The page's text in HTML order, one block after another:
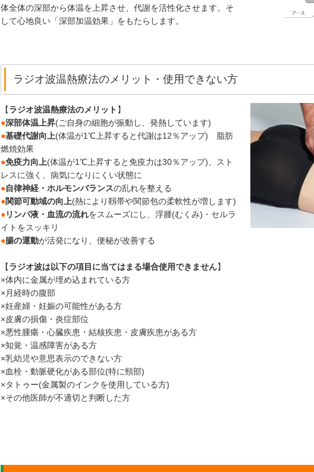
体全体の深部から体温を上昇させ、代謝を活性化させます。そ
して心地良い「深部加温効果」をもたらします。
ラジオ波温熱療法のメリット・使用できない方
【ラジオ波温熱療法のメリット 】
●深部体温上昇(ご自身の細胞が振動し、発熱しています)
●基礎代謝向上(体温が1℃上昇すると代謝は12％アップ) 脂肪
燃焼効果
●免疫力向上(体温が1℃上昇すると免疫力は30％アップ)、スト
レスに強く、病気になりにくい状態に
●自律神経・ホルモンバランスの乱れを整える
●関節可動域の向上(熱により靱帯や関節包の柔軟性が増します)
●リンパ液・血流の流れをスムーズにし、浮腫(むくみ)・セルラ
イトをスッキリ
●腸の運動が活発になり、便秘が改善する
【ラジオ波は以下の項目に当てはまる場合使用できません】
×体内に金属が埋め込まれている方
×月経時の腹部
×妊産婦・妊娠の可能性がある方
×皮膚の損傷・炎症部位
×悪性腫瘍・心臓疾患・結核疾患・皮膚疾患がある方
×知覚・温感障害がある方
×乳幼児や意思表示のできない方
×血栓・動脈硬化がある部位(特に頸部)
×タトゥー(金属製のインクを使用している方)
×その他医師が不適切と判断した方